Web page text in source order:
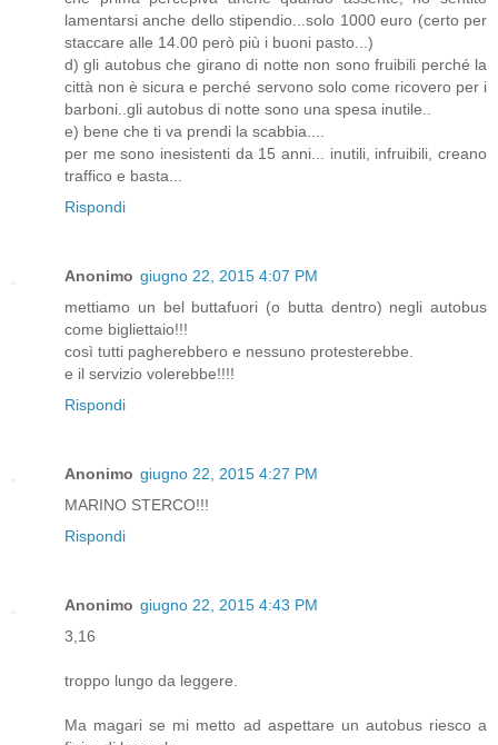
lamentarsi anche dello stipendio...solo 1000 euro (certo per
staccare alle 14.00 però più i buoni pasto...)
d) gli autobus che girano di notte non sono fruibili perché la
città non è sicura e perché servono solo come ricovero per i
barboni..gli autobus di notte sono una spesa inutile..
e) bene che ti va prendi la scabbia....
per me sono inesistenti da 15 anni... inutili, infruibili, creano
traffico e basta...
Rispondi
Anonimo giugno 22, 2015 4:07 PM
mettiamo un bel buttafuori (o butta dentro) negli autobus
come bigliettaio!!!
così tutti pagherebbero e nessuno protesterebbe.
e il servizio volerebbe!!!!
Rispondi
Anonimo giugno 22, 2015 4:27 PM
MARINO STERCO!!!
Rispondi
Anonimo giugno 22, 2015 4:43 PM
3,16
troppo lungo da leggere.
Ma magari se mi metto ad aspettare un autobus riesco a